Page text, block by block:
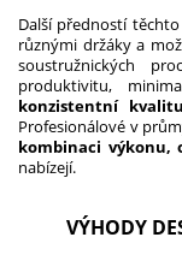
Další předností
různými držáky a
soustružnických
produktivitu,
konzistentní
Profesionálové v
kombinaci výkonu,
nabízejí.
VÝHODY